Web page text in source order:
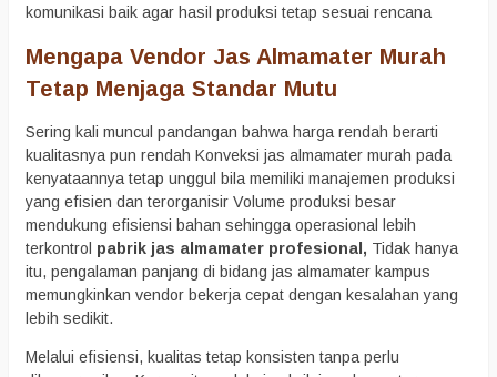
komunikasi baik agar hasil produksi tetap sesuai rencana
Mengapa Vendor Jas Almamater Murah
Tetap Menjaga Standar Mutu
Sering kali muncul pandangan bahwa harga rendah berarti
kualitasnya pun rendah Konveksi jas almamater murah pada
kenyataannya tetap unggul bila memiliki manajemen produksi
yang efisien dan terorganisir Volume produksi besar
mendukung efisiensi bahan sehingga operasional lebih
terkontrol pabrik jas almamater profesional, Tidak hanya
itu, pengalaman panjang di bidang jas almamater kampus
memungkinkan vendor bekerja cepat dengan kesalahan yang
lebih sedikit.
Melalui efisiensi, kualitas tetap konsisten tanpa perlu